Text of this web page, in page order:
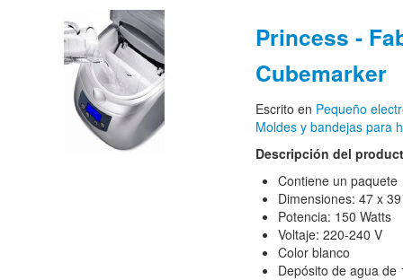
Princess -
Cubemarker
Escrito en Pequeño
Moldes y bandejas para
Descripción del
Contiene un paquete
Dimensiones: 47 x
Potencia: 150 Watts
Voltaje: 220-240 V
Color blanco
Depósito de agua de